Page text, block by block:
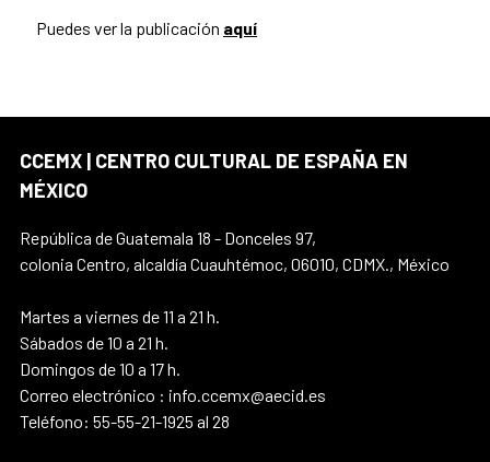
Puedes ver la publicación aquí
CCEMX | CENTRO CULTURAL DE ESPAÑA EN
MÉXICO
República de Guatemala 18 - Donceles 97,
colonia Centro, alcaldía Cuauhtémoc, 06010, CDMX., México
Martes a viernes de 11 a 21 h.
Sábados de 10 a 21 h.
Domingos de 10 a 17 h.
Correo electrónico : info.ccemx@aecid.es
Teléfono: 55-55-21-1925 al 28